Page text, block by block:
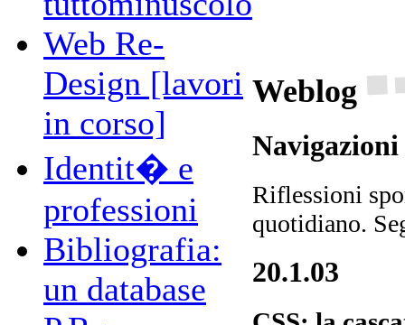
Web Re-
Design [lavori
in corso]
Identit� e
professioni
Bibliografia:
un database
Weblog
Riflessioni
quotidiano.
20.1.03